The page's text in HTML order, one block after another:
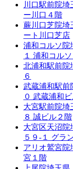
川口駅前院埼
ー川口４階
蕨川口芝院埼
ート川口芝店
浦和コルソ院
１ 浦和コル
北浦和駅前院
６
武蔵浦和駅前
０ 武蔵浦和
大宮駅前院埼
８ 誠ビル２階
大宮区天沼院
５９-１ グラ
アリオ鷲宮院
宮１階